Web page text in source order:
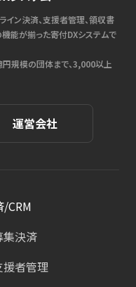
イン決済、支援者管理、領収書
能が揃った寄付DXシステムで
規模の団体まで、3,000以上
運営会社
/CRM
集決済
援者管理